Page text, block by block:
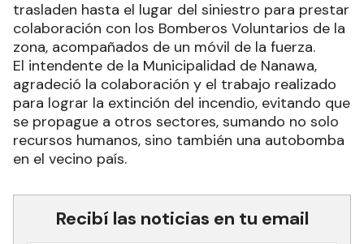
trasladen hasta el lugar del siniestro para prestar
colaboración con los Bomberos Voluntarios de la
zona, acompañados de un móvil de la fuerza.
El intendente de la Municipalidad de Nanawa,
agradeció la colaboración y el trabajo realizado
para lograr la extinción del incendio, evitando que
se propague a otros sectores, sumando no solo
recursos humanos, sino también una autobomba
en el vecino país.
Recibí las noticias en tu email